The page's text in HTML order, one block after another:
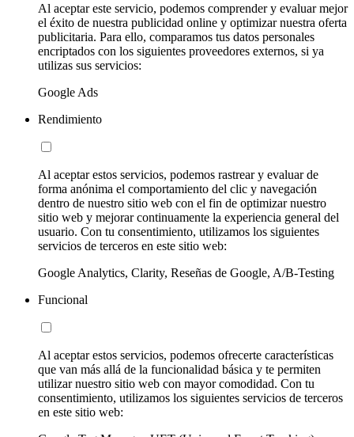
Al aceptar este servicio, podemos comprender y evaluar mejor
el éxito de nuestra publicidad online y optimizar nuestra oferta
publicitaria. Para ello, comparamos tus datos personales
encriptados con los siguientes proveedores externos, si ya
utilizas sus servicios:
Google Ads
Rendimiento
Al aceptar estos servicios, podemos rastrear y evaluar de
forma anónima el comportamiento del clic y navegación
dentro de nuestro sitio web con el fin de optimizar nuestro
sitio web y mejorar continuamente la experiencia general del
usuario. Con tu consentimiento, utilizamos los siguientes
servicios de terceros en este sitio web:
Google Analytics, Clarity, Reseñas de Google, A/B-Testing
Funcional
Al aceptar estos servicios, podemos ofrecerte características
que van más allá de la funcionalidad básica y te permiten
utilizar nuestro sitio web con mayor comodidad. Con tu
consentimiento, utilizamos los siguientes servicios de terceros
en este sitio web: